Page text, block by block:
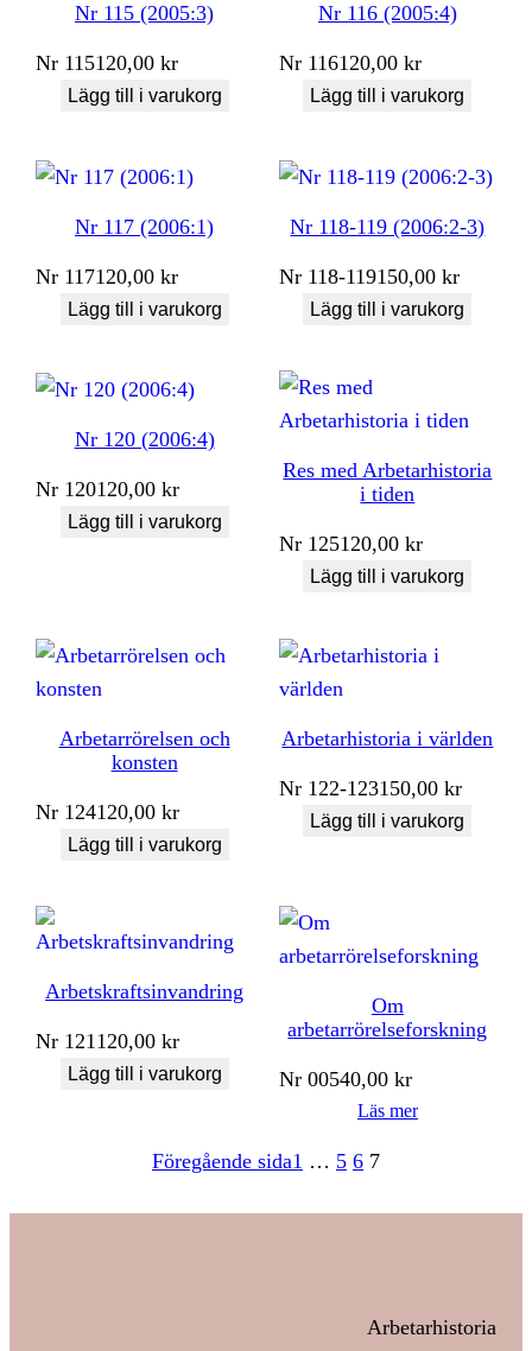
Nr 115 (2005:3)
Nr 115120,00kr
Lägg till i varukorg
Nr 116 (2005:4)
Nr 116120,00kr
Lägg till i varukorg
Nr 117 (2006:1)
Nr 117120,00kr
Lägg till i varukorg
Nr 118-119 (2006:2-3)
Nr 118-119150,00kr
Lägg till i varukorg
Nr 120 (2006:4)
Nr 120120,00kr
Lägg till i varukorg
Res med Arbetarhistoria
i tiden
Nr 125120,00kr
Lägg till i varukorg
Arbetarrörelsen och
konsten
Nr 124120,00kr
Lägg till i varukorg
Arbetarhistoria i världen
Nr 122-123150,00kr
Lägg till i varukorg
Arbetskraftsinvandring
Nr 121120,00kr
Lägg till i varukorg
Om
arbetarrörelseforskning
Nr 00540,00kr
Läs mer
Föregående sida1 … 5 6 7
Arbetarhistoria